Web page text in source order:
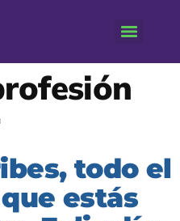
todo el
estás